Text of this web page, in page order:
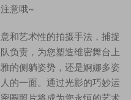
意哦~
和艺术性的拍摄手法，捕捉
负责，为您塑造维密舞台上
的侧躺姿势，还是婀娜多姿
的一面。通过光影的巧妙运